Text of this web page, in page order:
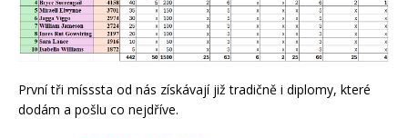
První tři mísssta od nás získávají již tradičně i diplomy, které
dodám a pošlu co nejdříve.